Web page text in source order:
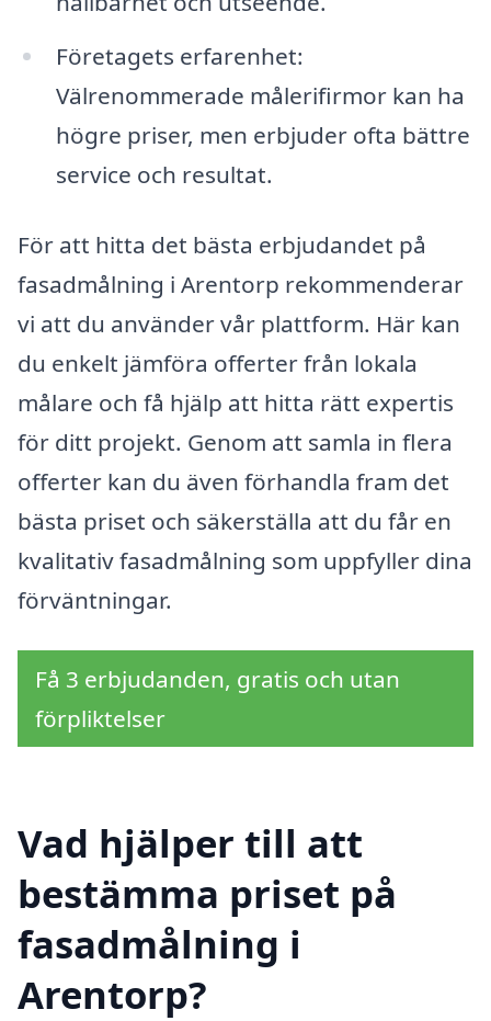
Företagets erfarenhet:
Välrenommerade målerifirmor kan ha
högre priser, men erbjuder ofta bättre
service och resultat.
För att hitta det bästa erbjudandet på
fasadmålning i Arentorp rekommenderar
vi att du använder vår plattform. Här kan
du enkelt jämföra offerter från lokala
målare och få hjälp att hitta rätt expertis
för ditt projekt. Genom att samla in flera
offerter kan du även förhandla fram det
bästa priset och säkerställa att du får en
kvalitativ fasadmålning som uppfyller dina
förväntningar.
Få 3 erbjudanden, gratis och utan
förpliktelser
Vad hjälper till att
bestämma priset på
fasadmålning i
Arentorp?